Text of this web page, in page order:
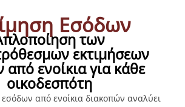
Εσόδων
των
εκτιμήσεων
ενοίκια για κάθε
οικοδεσπότη
από ενοίκια διακοπών αναλύει